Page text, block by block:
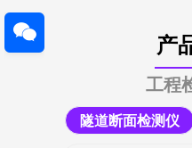
产
工程
隧道断面检测仪